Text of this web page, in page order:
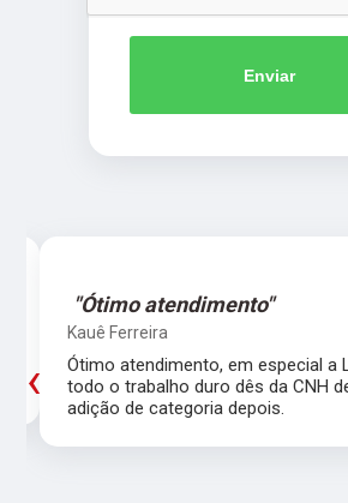
Enviar
"Ótimo atendimento"
Kauê Ferreira
Ótimo atendimento, em especial a
todo o trabalho duro dês da CNH
adição de categoria depois.
‹